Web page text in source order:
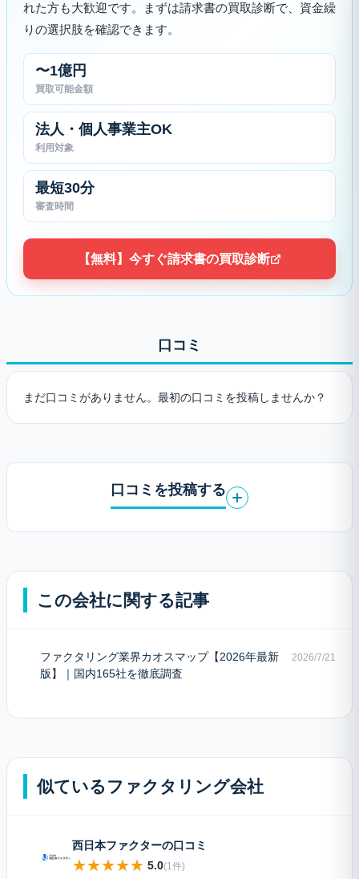
れた方も大歓迎です。まずは請求書の買取診断で、資金繰
りの選択肢を確認できます。
〜1億円
買取可能金額
法人・個人事業主OK
利用対象
最短30分
審査時間
【無料】今すぐ請求書の買取診断
口コミ
まだ口コミがありません。最初の口コミを投稿しませんか？
口コミを投稿する
この会社に関する記事
ファクタリング業界カオスマップ【2026年最新
版】｜国内165社を徹底調査
2026/7/21
似ているファクタリング会社
西日本ファクターの口コミ
★★★★★ 5.0(1件)